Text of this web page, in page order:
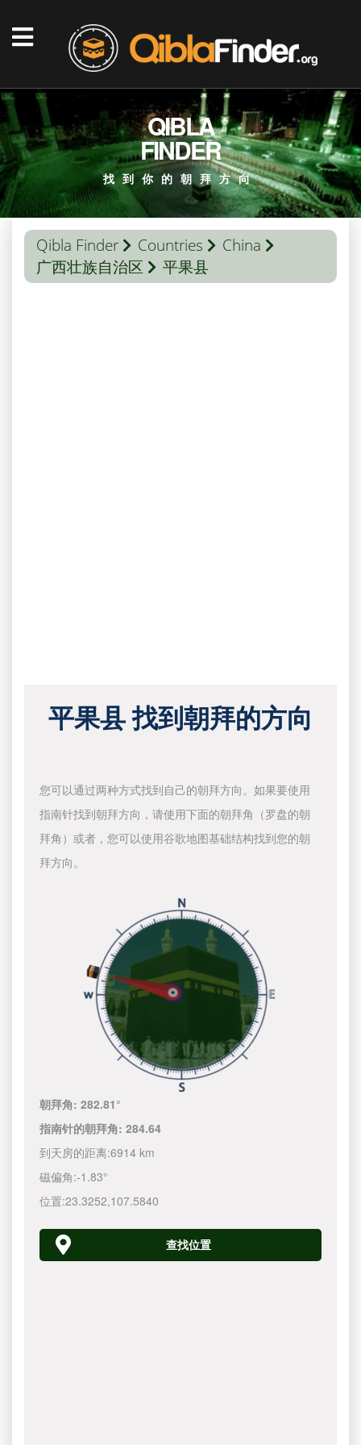
QIBLA
FINDER
找到你的朝拜方向
Qibla Finder Countries
China
广西壮族自治区
平果县
平果县 找到朝拜的方向
您可以通过两种方式找到自己的朝拜方向。如果要使用
指南针找到朝拜方向，请使用下面的朝拜角（罗盘的朝
拜角）或者，您可以使用谷歌地图基础结构找到您的朝
拜方向。
朝拜角:282.81°
指南针的朝拜角:284.64
到天房的距离:6914 km
磁偏角:-1.83°
位置:23.3252,107.5840
查找位置